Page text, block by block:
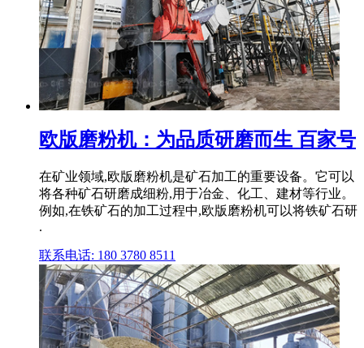
欧版磨粉机：为品质研磨而生 百家号
在矿业领域,欧版磨粉机是矿石加工的重要设备。它可以
将各种矿石研磨成细粉,用于冶金、化工、建材等行业。
例如,在铁矿石的加工过程中,欧版磨粉机可以将铁矿石研
.
联系电话: 180 3780 8511